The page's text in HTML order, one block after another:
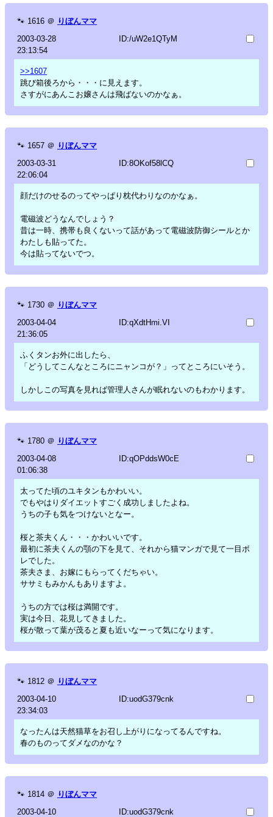
🐾 1616 ＠ りぼんママ
2003-03-28
23:13:54
ID:/uW2e1QTyM
>>1607
跳び箱後ろから・・・に見えます。
さすがにあんこお嬢さんは飛ばないのかなぁ。
🐾 1657 ＠ りぼんママ
2003-03-31
22:06:04
ID:8OKof58lCQ
顔だけのせるのってやっぱり枕代わりなのかなぁ。
電磁波どうなんでしょう？
昔は一時、携帯も良くないって話があって電磁波防御シールとか
わたしも貼ってた。
今は貼ってないでつ。
🐾 1730 ＠ りぼんママ
2003-04-04
21:36:05
ID:qXdtHmi.VI
ふくタンお外に出したら、
「どうしてこんなところにニャンコが？」ってところにいそう。
しかしこの写真を見れば管理人さんが眠れないのもわかります。
🐾 1780 ＠ りぼんママ
2003-04-08
01:06:38
ID:qOPddsW0cE
太ってた頃のユキタンもかわいい。
でもやはりダイエットすごく成功しましたよね。
うちの子も気をつけないとなー。
桜と茶夫くん・・・かわいいです。
最初に茶夫くんの顎の下を見て、それから猫マンガで見て一目ボ
レでした。
茶夫さま、お嫁にもらってくだちゃい。
ササミもみかんもありますよ。
うちの方では桜は満開です。
実は今日、花見してきました。
桜が散って葉が茂ると夏も近いなーって気になります。
🐾 1812 ＠ りぼんママ
2003-04-10
23:34:03
ID:uodG379cnk
なったんは天然猫草をお召し上がりになってるんですね。
春のものってダメなのかな？
🐾 1814 ＠ りぼんママ
2003-04-10
ID:uodG379cnk